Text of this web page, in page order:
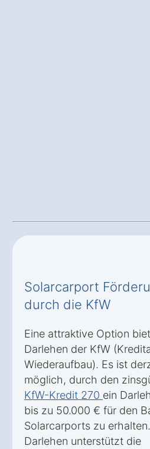
Solarcarport
durch die KfW
Eine attraktive Option
Darlehen der KfW
Wiederaufbau). Es ist
möglich, durch den
KfW-Kredit 270 ein
bis zu 50.000 € für den
Solarcarports zu
Darlehen unterstützt die